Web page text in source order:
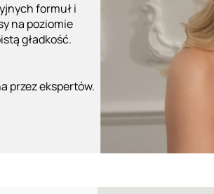
formuł i
na poziomie
gładkość.
przez ekspertów.